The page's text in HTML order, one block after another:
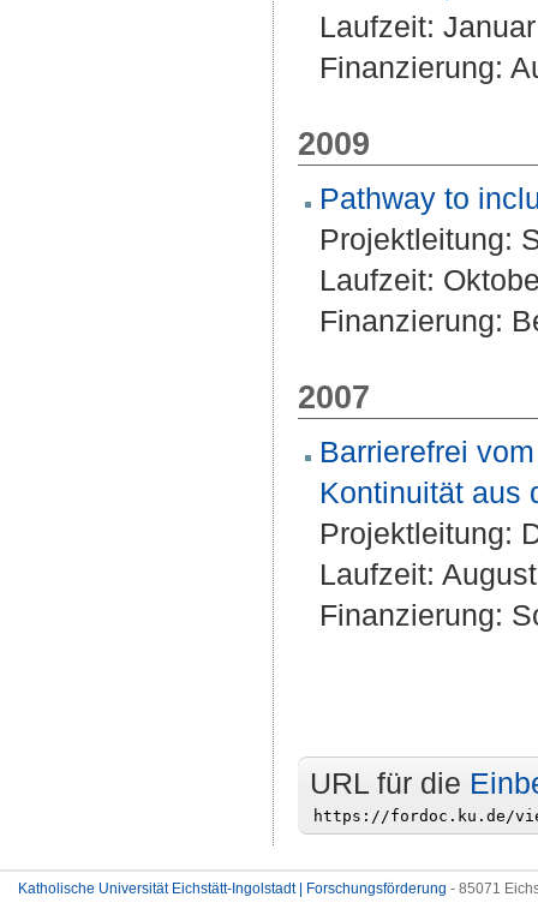
Laufzeit:
Finanzierung:
2009
Pathway to
Projektleitung:
Laufzeit:
Finanzierung:
2007
Barrierefrei
Kontinuität aus
Projektleitung:
Laufzeit:
Finanzierung:
URL für die
Katholische Universität Eichstätt-Ingolstadt | Forschungsförderung - 85071